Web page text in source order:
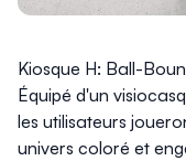
Kiosque H: Ball-
Équipé d'un
les utilisateurs
univers coloré et